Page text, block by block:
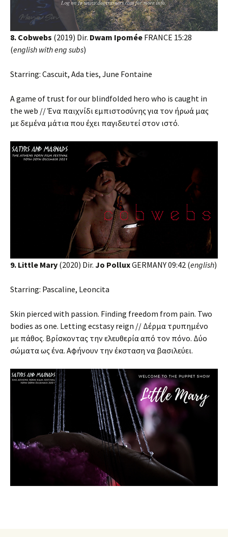
8. Cobwebs (2019) Dir. Dwam Ipomée FRANCE 15:28
(english with eng subs)
Starring: Cascuit, Ada ties, June Fontaine
A game of trust for our blindfolded hero who is caught in
the web // Ένα παιχνίδι εμπιστοσύνης για τον ήρωά μας
με δεμένα μάτια που έχει παγιδευτεί στον ιστό.
9. Little Mary (2020) Dir. Jo PolluxGERMANY 09:42 (english)
Starring: Pascaline, Leoncita
Skin pierced with passion. Finding freedom from pain. Two
bodies as one. Letting ecstasy reign // Δέρμα τρυπημένο
με πάθος. Βρίσκοντας την ελευθερία από τον πόνο. Δύο
σώματα ως ένα. Αφήνουν την έκσταση να βασιλεύει.